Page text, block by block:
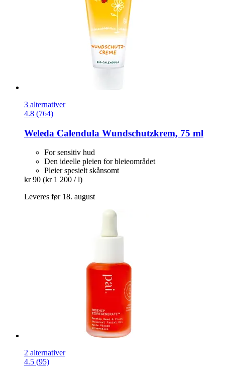
3 alternativer
4.8 (764)
Weleda Calendula Wundschutzkrem, 75 ml
For sensitiv hud
Den ideelle pleien for bleieområdet
Pleier spesielt skånsomt
kr 90 (kr 1 200 / l)
Leveres før 18. august
2 alternativer
4.5 (95)